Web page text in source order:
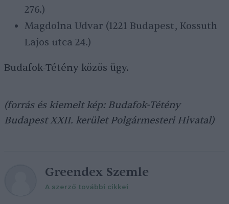
276.)
Magdolna Udvar (1221 Budapest, Kossuth
Lajos utca 24.)
Budafok-Tétény közös ügy.
(forrás és kiemelt kép: Budafok-Tétény
Budapest XXII. kerület Polgármesteri Hivatal)
Greendex Szemle
A szerző további cikkei